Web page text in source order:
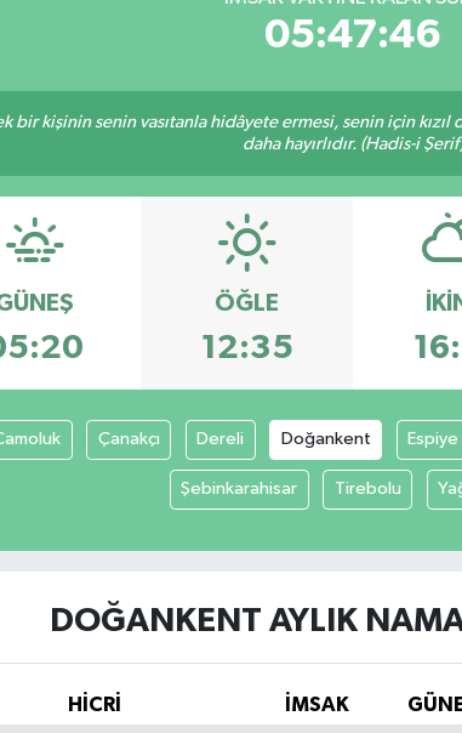
05:47:45
bir kişinin senin vasıtanla hidâyete ermesi, senin için
daha hayırlıdır. (Hadis-i
ÖĞLE
12:35
Çanakçı Dereli Doğankent Espiye
Şebinkarahisar Tirebolu
DOĞANKENT AYLIK
HİCRİ İMSAK